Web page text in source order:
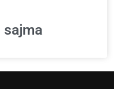
sajma